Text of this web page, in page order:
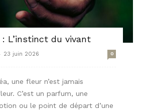
: L’instinct du vivant
- 23 juin 2026 0
une fleur n’est jamais
C’est un parfum, une
ou le point de départ d’une